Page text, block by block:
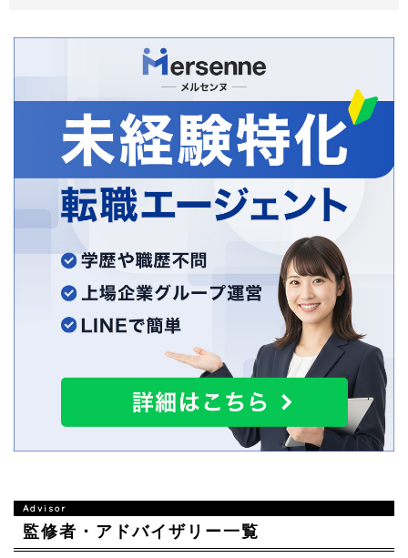
監修者・アドバイザリー一覧